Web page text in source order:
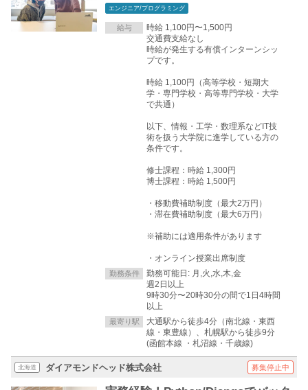
エンジニア/プログラミング
給与
時給 1,100円〜1,500円
交通費支給なし
時給が発生する有償インターンシッ
プです。
時給 1,100円（高等学校・短期大
学・専門学校・高等専門学校・大学
で共通）
以下、情報・工学・数理系などIT技
術を扱う大学院に進学している方の
条件です。
修士課程：時給 1,300円
博士課程：時給 1,500円
・移動費補助制度（最大2万円）
・滞在費補助制度（最大6万円）
※補助には適用条件があります
・オンライン授業出席制度
勤務条件
勤務可能日: 月,火,水,木,金
週2日以上
9時30分〜20時30分の間で1日4時間
以上
最寄り駅
大通駅から徒歩4分（南北線・東西
線・東豊線）、札幌駅から徒歩9分
(函館本線 ・札沼線・千歳線)
北海道 ダイアモンドヘッド株式会社 募集停止中